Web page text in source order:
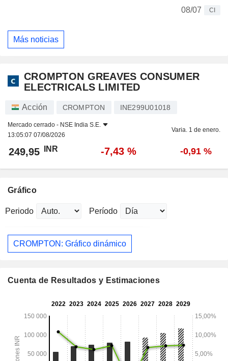
08/07
CI
Más noticias
CROMPTON GREAVES CONSUMER
ELECTRICALS LIMITED
Acción CROMPTON INE299U01018
Mercado cerrado - NSE India S.E.
13:05:07 07/08/2026
Varia. 1 de enero.
249,95 INR -7,43 % -0,91 %
Gráfico
Periodo Período
CROMPTON: Gráfico dinámico
Cuenta de Resultados y Estimaciones